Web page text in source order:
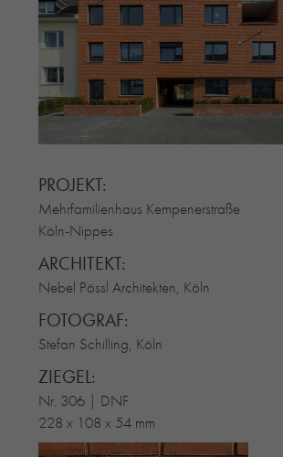
RE-USE-ZIEGEL
GLASUR-ZIEGEL
RE-USE-MÖRTEL
FASSADENPLANUNG (SCHWEIZ)
ÜBER UNS
BLOG
PROJEKT:
Mehrfamilienhaus Kempenerstraße
Köln-Nippes
ARCHITEKT:
Nebel Pössl Architekten, Köln
FOTOGRAF:
Stefan Schilling, Köln
ZIEGEL:
Nr. 306 | DNF
228 x 108 x 54 mm